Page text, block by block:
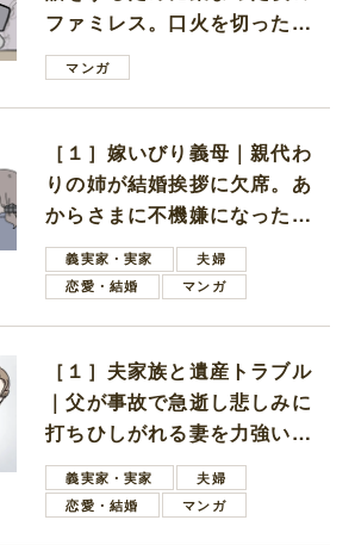
ファミレス。口火を切ったの
は電車好きの男の子ママ
マンガ
［１］嫁いびり義母｜親代わ
りの姉が結婚挨拶に欠席。あ
からさまに不機嫌になった義
母義実家・実家
夫婦
恋愛・結婚
マンガ
［１］夫家族と遺産トラブル
｜父が事故で急逝し悲しみに
打ちひしがれる妻を力強い言
葉で励ます夫
義実家・実家
夫婦
恋愛・結婚
マンガ